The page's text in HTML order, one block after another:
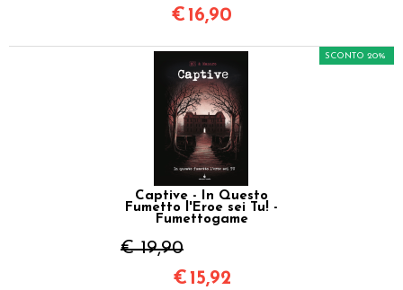
€ 16,90
Captive - In Questo
Fumetto l'Eroe sei Tu! -
Fumettogame
€ 19,90
SCONTO 20%
€ 15,92